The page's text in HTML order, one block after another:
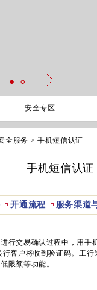
安全专区
全服务 >手机短信认证
手机短信认证
开通流程 服务渠道
交易确认过程中，用手
客户将收到验证码。工
限额等功能。